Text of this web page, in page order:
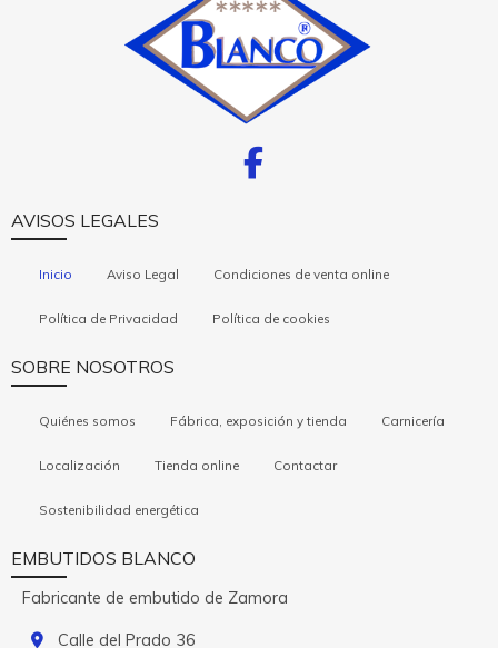
AVISOS LEGALES
Inicio Aviso Legal Condiciones de venta online
Política de Privacidad Política de cookies
SOBRE NOSOTROS
Quiénes somos Fábrica, exposición y tienda Carnicería
Localización Tienda online Contactar
Sostenibilidad energética
EMBUTIDOS BLANCO
Fabricante de embutido de Zamora
Calle del Prado 36